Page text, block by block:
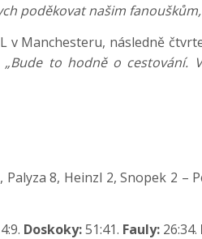
poděkovat našim
Manchesteru, následně
„Bude to hodně o cestování.
8, Heinzl 2, Snopek 2
Doskoky:51:41. Fauly: 26:34.